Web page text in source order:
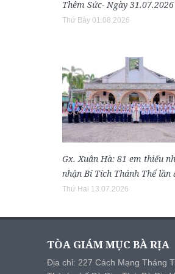
Thêm Sức- Ngày 31.07.2026
Thứ Bảy 01.08.2026
Gx. Xuân Hà: 81 em thiếu
nhận Bí Tích Thánh Thể lần
Thứ Hai 13.07.2026
TÒA GIÁM MỤC BÀ RỊA
Địa chỉ: 227 Cách Mạng Tháng